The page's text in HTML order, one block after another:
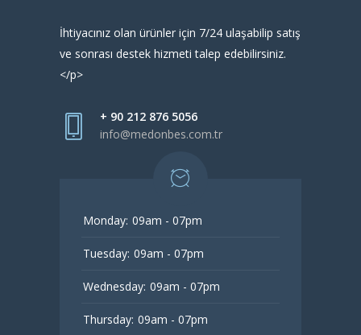
İhtiyacınız olan ürünler için 7/24 ulaşabilip satış
ve sonrası destek hizmeti talep edebilirsiniz.
</p>
+ 90 212 876 5056
info@medonbes.com.tr
Monday: 09am - 07pm
Tuesday: 09am - 07pm
Wednesday: 09am - 07pm
Thursday: 09am - 07pm